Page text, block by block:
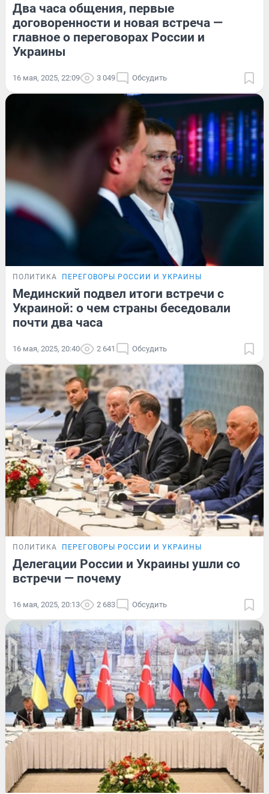
Два часа общения, первые
договоренности и новая встреча —
главное о переговорах России и
Украины
16 мая, 2025, 22:09 3 049 Обсудить
ПОЛИТИКА ПЕРЕГОВОРЫ РОССИИ И УКРАИНЫ
Мединский подвел итоги встречи с
Украиной: о чем страны беседовали
почти два часа
16 мая, 2025, 20:40 2 641 Обсудить
ПОЛИТИКА ПЕРЕГОВОРЫ РОССИИ И УКРАИНЫ
Делегации России и Украины ушли со
встречи — почему
16 мая, 2025, 20:13 2 683 Обсудить